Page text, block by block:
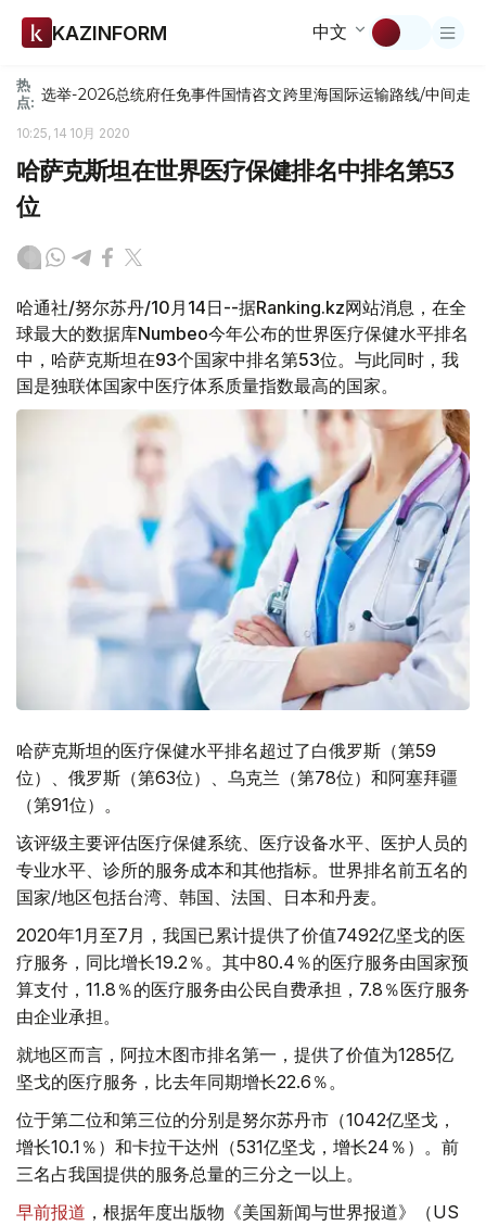
KAZINFORM 中文
热
点: 选举-2026总统府任免事件国情咨文跨里海国际运输路线/中间走廊
10:25, 14 10月 2020
哈萨克斯坦在世界医疗保健排名中排名第53
位
哈通社/努尔苏丹/10月14日--据Ranking.kz网站消息，在全
球最大的数据库Numbeo今年公布的世界医疗保健水平排名
中，哈萨克斯坦在93个国家中排名第53位。与此同时，我
国是独联体国家中医疗体系质量指数最高的国家。
哈萨克斯坦的医疗保健水平排名超过了白俄罗斯（第59
位）、俄罗斯（第63位）、乌克兰（第78位）和阿塞拜疆
（第91位）。
该评级主要评估医疗保健系统、医疗设备水平、医护人员的
专业水平、诊所的服务成本和其他指标。世界排名前五名的
国家/地区包括台湾、韩国、法国、日本和丹麦。
2020年1月至7月，我国已累计提供了价值7492亿坚戈的医
疗服务，同比增长19.2％。其中80.4％的医疗服务由国家预
算支付，11.8％的医疗服务由公民自费承担，7.8％医疗服务
由企业承担。
就地区而言，阿拉木图市排名第一，提供了价值为1285亿
坚戈的医疗服务，比去年同期增长22.6％。
位于第二位和第三位的分别是努尔苏丹市（1042亿坚戈，
增长10.1％）和卡拉干达州（531亿坚戈，增长24％）。前
三名占我国提供的服务总量的三分之一以上。
早前报道 ，根据年度出版物《美国新闻与世界报道》（US